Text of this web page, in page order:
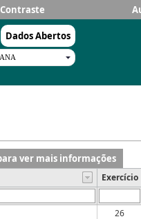
Contraste
Dados Abertos